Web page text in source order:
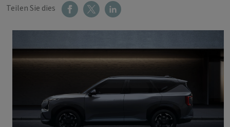
Teilen Sie dies